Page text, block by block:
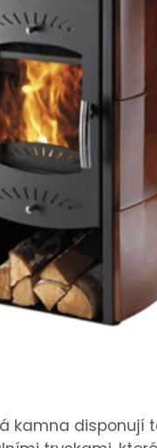
kamna disponují